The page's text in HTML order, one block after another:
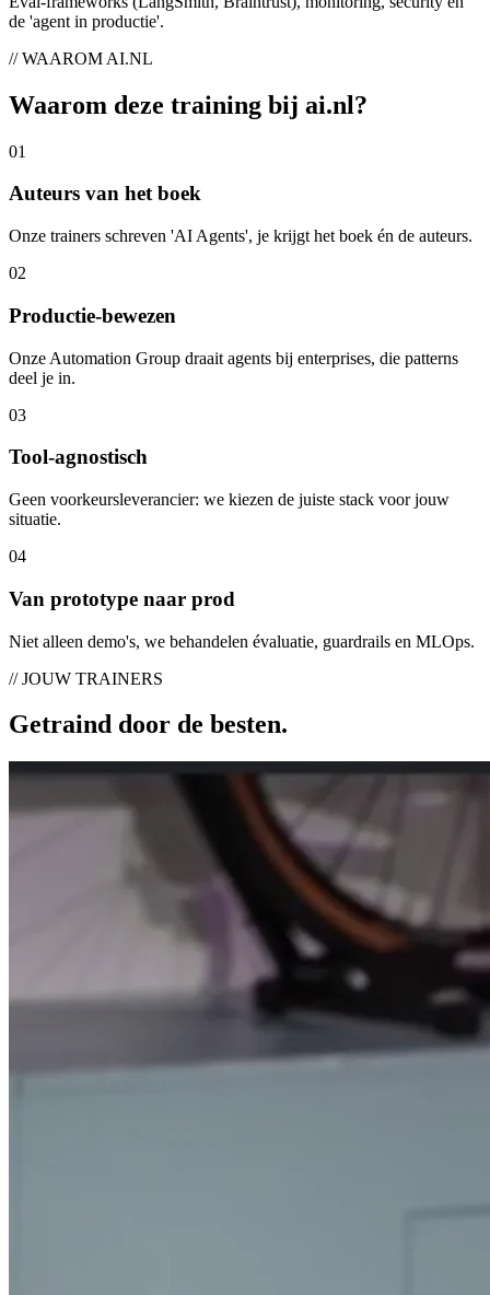
de 'agent in productie'.
// WAAROM AI.NL
Waarom deze training bij ai.nl?
01
Auteurs van het boek
Onze trainers schreven 'AI Agents', je krijgt het boek én de auteurs.
02
Productie-bewezen
Onze Automation Group draait agents bij enterprises, die patterns
deel je in.
03
Tool-agnostisch
Geen voorkeursleverancier: we kiezen de juiste stack voor jouw
situatie.
04
Van prototype naar prod
Niet alleen demo's, we behandelen évaluatie, guardrails en MLOps.
// JOUW TRAINERS
Getraind door de besten.